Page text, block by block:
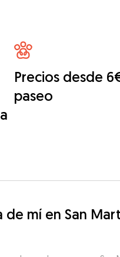
Precios desde
paseo
mí en San